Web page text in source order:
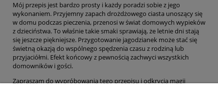
Mój przepis jest bardzo prosty i każdy poradzi sobie z jego
wykonaniem. Przyjemny zapach drożdżowego ciasta unoszący się
w domu podczas pieczenia, przenosi w świat domowych wypieków
z dzieciństwa. To właśnie takie smaki sprawiają, że letnie dni stają
się jeszcze piękniejsze. Przygotowanie jagodzianek może stać się
świetną okazją do wspólnego spędzenia czasu z rodziną lub
przyjaciółmi. Efekt końcowy z pewnością zachwyci wszystkich
domowników i gości.
Zapraszam do wypróbowania tego przepisu i odkrycia magii